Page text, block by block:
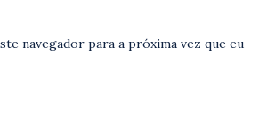
navegador para a próxima vez que eu